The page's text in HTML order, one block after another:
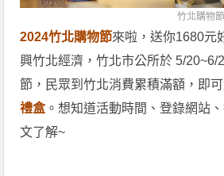
竹北購物
2024竹北購物節來啦，送你1680元
興竹北經濟，竹北市公所於 5/20~6/
節，民眾到竹北消費累積滿額，即可
禮盒。想知道活動時間、登錄網站
文了解~